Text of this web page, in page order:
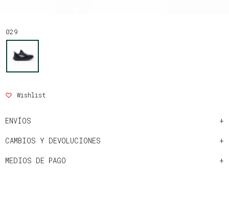
029
ENVÍOS
CAMBIOS Y DEVOLUCIONES
MEDIOS DE PAGO